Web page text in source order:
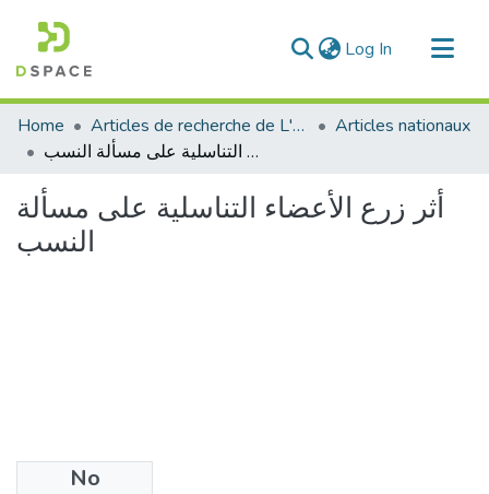
Log In (current)
Communities & Collections
All of DSpace
Statistics
Home Articles de recherche de L'UABT
Articles nationaux
أثر زرع الأعضاء التناسلية على مسألة النسب
أثر زرع الأعضاء التناسلية على مسألة
النسب
No